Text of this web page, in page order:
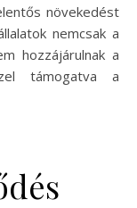
növekedést
nemcsak a
hozzájárulnak a
támogatva a